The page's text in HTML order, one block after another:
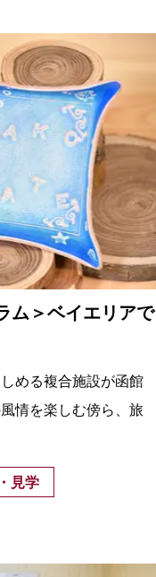
ム＞ベイエリアで
める複合施設が函館
情を楽しむ傍ら、旅
見学